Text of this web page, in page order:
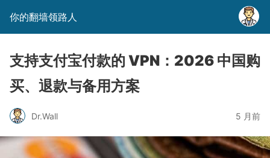
你的翻墙领路人
支持支付宝付款的 VPN：2026 中国购
买、退款与备用方案
Dr.Wall 5 月前